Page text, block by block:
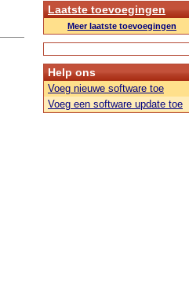
Laatste toevoegingen
Meer laatste toevoegingen
Help ons
Voeg nieuwe software toe
Voeg een software update toe